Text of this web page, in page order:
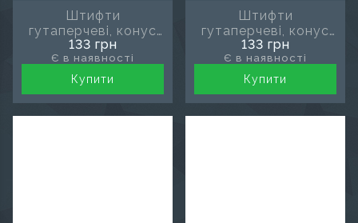
Штифти
гутаперчеві, конус
02, розмір 40, MDS
133 грн
Є в наявності
Купити
Штифти
гутаперчеві, конус
02, розмір 45, MDS
133 грн
Є в наявності
Купити